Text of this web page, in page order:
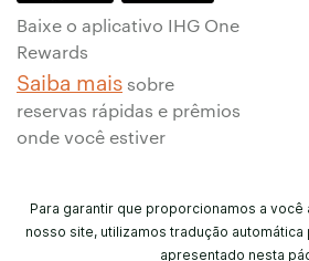
Baixe o aplicativo IHG One
Rewards
Saiba mais sobre
reservas rápidas e prêmios
onde você estiver
Para garantir que proporcionamos a você
nosso site, utilizamos tradução
apresentado nesta